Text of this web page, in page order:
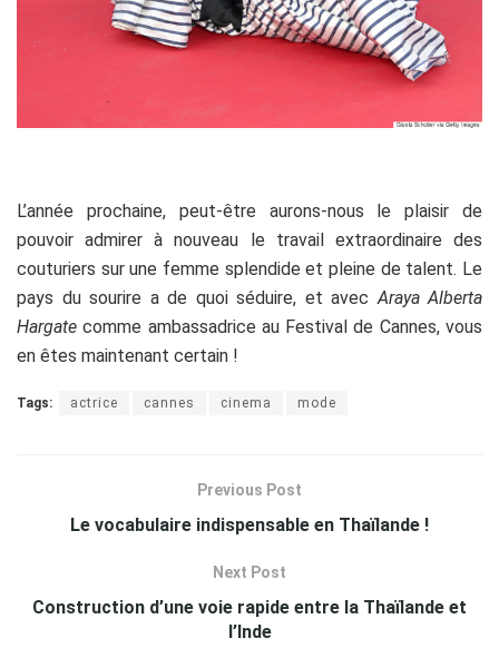
L’année prochaine, peut-être aurons-nous le plaisir de
pouvoir admirer à nouveau le travail extraordinaire des
couturiers sur une femme splendide et pleine de talent. Le
pays du sourire a de quoi séduire, et avecAraya Alberta
Hargatecomme ambassadrice au Festival de Cannes, vous
en êtes maintenant certain !
Tags: actrice cannes cinema mode
Previous Post
Le vocabulaire indispensable en Thaïlande !
Next Post
Construction d’une voie rapide entre la Thaïlande et
l’Inde